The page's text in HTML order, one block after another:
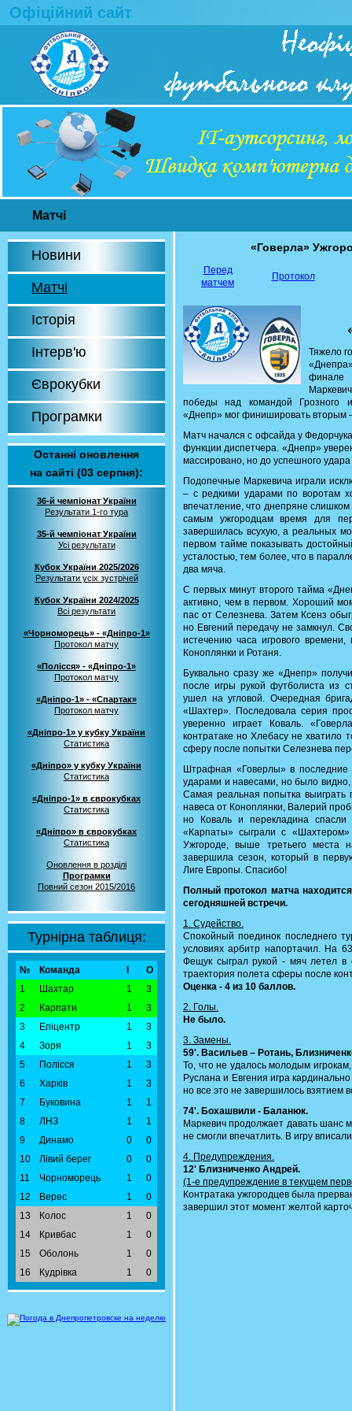
Офіційний сайт
Матчі
Новини
Матчі
Історія
Інтерв'ю
Єврокубки
Програмки
Останні оновлення
на сайті (03 серпня):
36-й чемпіонат України
Результати 1-го тура
35-й чемпіонат України
Усі результати
Кубок України 2025/2026
Результати усіх зустрічей
Кубок України 2024/2025
Всі результати
«Чорноморець» - «Дніпро-1»
Протокол матчу
«Полісся» - «Дніпро-1»
Протокол матчу
«Дніпро-1» - «Спартак»
Протокол матчу
«Дніпро-1» у кубку України
Статистика
«Дніпро» у кубку України
Статистика
«Дніпро-1» в єврокубках
Статистика
«Дніпро» в єврокубках
Статистика
Оновлення в розділі
Програмки
Повний сезон 2015/2016
Турнірна таблиця:
№ Команда
О
1
Шахтар 1
3
2
Карпати 1
3
3
Епіцентр 1
3
4
Зоря 1
3
5
Полісся 1
3
6
Харків 1
3
7
Буковина 1
1
8
ЛНЗ 1
1
9
Динамо 0
0
10
Лівий берег 0
0
11
Чорноморець 1
0
12
Верес 1
0
13
Колос 1
0
14
Кривбас 1
0
15
Оболонь 1
0
16
Кудрівка 1 0
«Говерла»
Перед
матчем
Протокол
Тяжело
финале
победы над командой Грозного
«Днепр» мог финишировать вторым
Матч начался с офсайда у
функции диспетчера. «Днепр»
массировано, но до успешного
Подопечные Маркевича играли
– с редкими ударами по воротам
впечатление, что днепряне
самым ужгородцам время для
завершилась всухую, а реальных
первом тайме показывать
усталостью, тем более, что в
два мяча.
С первых минут второго тайма
активно, чем в первом. Хороший
пас от Селезнева. Затем Ксенз
но Евгений передачу не замкнул.
истечению часа игрового
Коноплянки и Ротаня.
Буквально сразу же «Днепр»
после игры рукой футболиста из
ушел на угловой. Очередная
«Шахтер». Последовала серия
уверенно играет Коваль.
контратаке но Хлебасу не хватило
сферу после попытки Селезнева
Штрафная «Говерлы» в последние
ударами и навесами, но было видно,
Самая реальная попытка
навеса от Коноплянки, Валерий
но Коваль и перекладина
«Карпаты» сыграли с
Ужгороде, выше третьего
завершила сезон, который в
Лиге Европы. Спасибо!
Полный протокол матча
сегодняшней встречи.
1. Судейство.
Спокойный поединок последнего
условиях арбитр напортачил. На
Фещук сыграл рукой - мяч летел в
траектория полета сферы после
Оценка - 4 из 10 баллов.
2. Голы.
Не было.
3. Замены.
59'. Васильев – Ротань,
То, что не удалось молодым
Руслана и Евгения игра
но все это не завершилось взятием
74'. Бохашвили - Баланюк.
Маркевич продолжает давать шанс
не смогли впечатлить. В игру
4. Предупреждения.
12' Близниченко Андрей.
(1-е предупреждение в текущем
Контратака ужгородцев была
завершил этот момент желтой